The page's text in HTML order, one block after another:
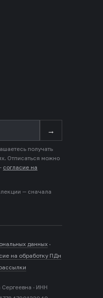
→
получать
Отписаться можно
согласие на
— сначала
данных ·
на обработку ПДн
· ИНН